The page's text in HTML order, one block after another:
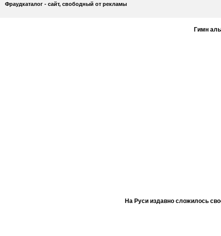
Фраудкаталог - сайт, свободный от рекламы
Гимн
На Руси издавно сложилось